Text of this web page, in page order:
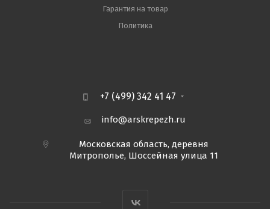
Гарантия на товар
Политика
+7 (499) 342 41 47
info@arskrepezh.ru
Московская область, деревня
Митрополье, Шоссейная улица 11